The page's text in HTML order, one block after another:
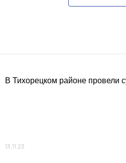
В Тихорецком районе провели
13.11.23